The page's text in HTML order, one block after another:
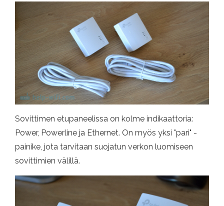
Sovittimen etupaneelissa on kolme indikaattoria:
Power, Powerline ja Ethernet. On myös yksi "pari" -
painike, jota tarvitaan suojatun verkon luomiseen
sovittimien välillä.